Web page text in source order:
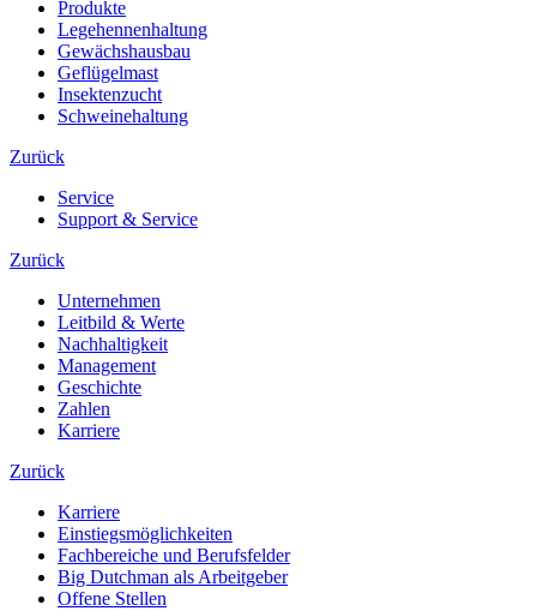
Produkte
Legehennenhaltung
Gewächshausbau
Geflügelmast
Insektenzucht
Schweinehaltung
Zurück
Service
Support & Service
Zurück
Unternehmen
Leitbild & Werte
Nachhaltigkeit
Management
Geschichte
Zahlen
Karriere
Zurück
Karriere
Einstiegsmöglichkeiten
Fachbereiche und Berufsfelder
Big Dutchman als Arbeitgeber
Offene Stellen